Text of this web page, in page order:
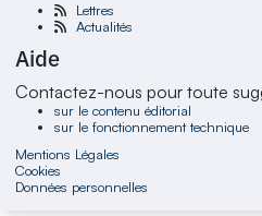
Lettres
Actualités
Aide
Contactez-nous pour toute
sur le contenu éditorial
sur le fonctionnement technique
Mentions Légales
Cookies
Données personnelles